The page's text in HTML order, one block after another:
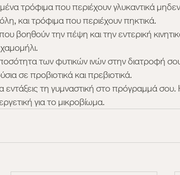
τρόφιμα που περιέχουν γλυκαντικά
και τρόφιμα που περιέχουν πηκτικά.
βοηθούν την πέψη και την εντερική
χαμομήλι.
των φυτικών ινών στην διατροφή
σε προβιοτικά και πρεβιοτικά.
τη γυμναστική στο πρόγραμμά σου.
για το μικροβίωμα.